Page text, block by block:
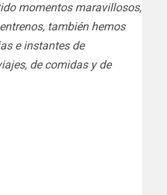
momentos maravillosos,
también hemos
e instantes de
de comidas y de